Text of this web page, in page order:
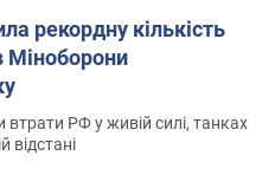
рекордну кількість
Міноборони
РФ у живій силі, танках
відстані